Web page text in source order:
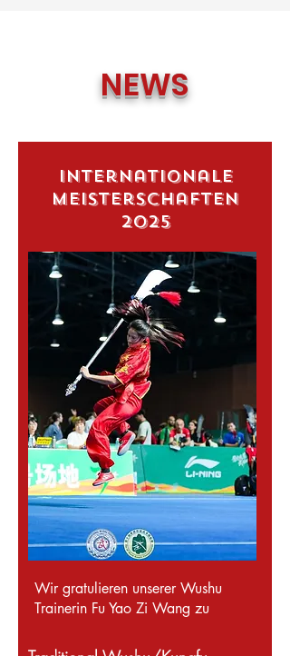
NEWS
Internationale
meisterschaften
2025
Wir gratulieren unserer Wushu
Trainerin Fu Yao Zi Wang zu